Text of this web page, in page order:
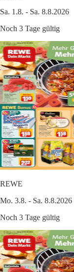
Sa. 1.8. - Sa. 8.8.2026
Noch 3 Tage gültig
REWE
Mo. 3.8. - Sa. 8.8.2026
Noch 3 Tage gültig